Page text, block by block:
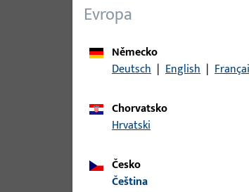
Varianty
Pro tento produkt jsou k dispozici
článek
B 9000 0195 | L-
Evropa
Německo
Deutsch | English |
Chorvatsko
Hrvatski
Česko
čeština